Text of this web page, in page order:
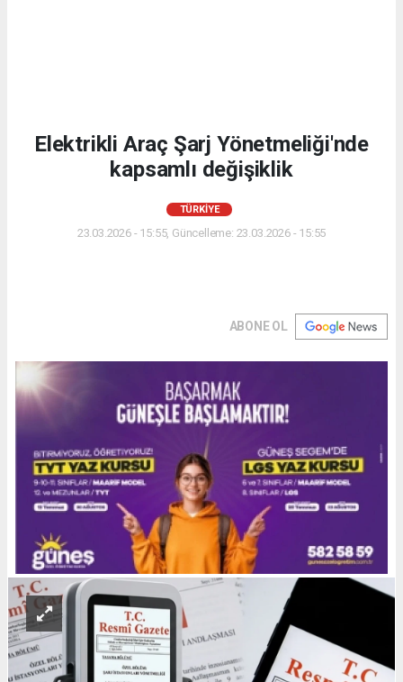
Elektrikli Araç Şarj Yönetmeliği'nde
kapsamlı değişiklik
TÜRKIYE
23.03.2026 - 15:55, Güncelleme: 23.03.2026 - 15:55
ABONE OL